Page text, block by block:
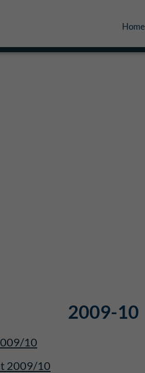
Home
2009-10
10
2009/10